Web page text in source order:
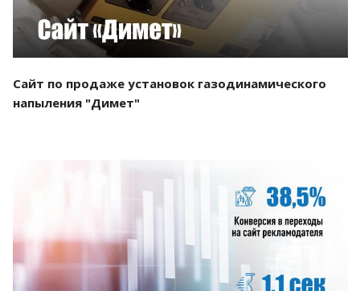
Сайт по продаже установок газодинамического
напыления "Димет"